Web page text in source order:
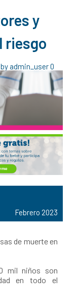
y
riesgo
by admin_user0
Febrero 2023
de muerte en
mil niños son
en todo el